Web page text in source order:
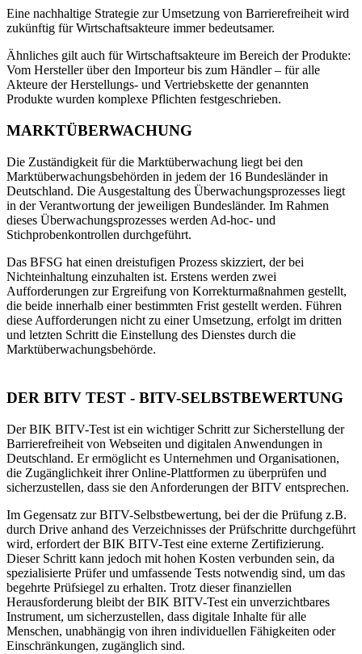
Eine nachhaltige Strategie zur Umsetzung von Barrierefreiheit wird
zukünftig für Wirtschaftsakteure immer bedeutsamer.
Ähnliches gilt auch für Wirtschaftsakteure im Bereich der Produkte:
Vom Hersteller über den Importeur bis zum Händler – für alle
Akteure der Herstellungs- und Vertriebskette der genannten
Produkte wurden komplexe Pflichten festgeschrieben.
MARKTÜBERWACHUNG
Die Zuständigkeit für die Marktüberwachung liegt bei den
Marktüberwachungsbehörden in jedem der 16 Bundesländer in
Deutschland. Die Ausgestaltung des Überwachungsprozesses liegt
in der Verantwortung der jeweiligen Bundesländer. Im Rahmen
dieses Überwachungsprozesses werden Ad-hoc- und
Stichprobenkontrollen durchgeführt.
Das BFSG hat einen dreistufigen Prozess skizziert, der bei
Nichteinhaltung einzuhalten ist. Erstens werden zwei
Aufforderungen zur Ergreifung von Korrekturmaßnahmen gestellt,
die beide innerhalb einer bestimmten Frist gestellt werden. Führen
diese Aufforderungen nicht zu einer Umsetzung, erfolgt im dritten
und letzten Schritt die Einstellung des Dienstes durch die
Marktüberwachungsbehörde.
DER BITV TEST - BITV-SELBSTBEWERTUNG
Der BIK BITV-Test ist ein wichtiger Schritt zur Sicherstellung der
Barrierefreiheit von Webseiten und digitalen Anwendungen in
Deutschland. Er ermöglicht es Unternehmen und Organisationen,
die Zugänglichkeit ihrer Online-Plattformen zu überprüfen und
sicherzustellen, dass sie den Anforderungen der BITV entsprechen.
Im Gegensatz zur BITV-Selbstbewertung, bei der die Prüfung z.B.
durch Drive anhand des Verzeichnisses der Prüfschritte durchgeführt
wird, erfordert der BIK BITV-Test eine externe Zertifizierung.
Dieser Schritt kann jedoch mit hohen Kosten verbunden sein, da
spezialisierte Prüfer und umfassende Tests notwendig sind, um das
begehrte Prüfsiegel zu erhalten. Trotz dieser finanziellen
Herausforderung bleibt der BIK BITV-Test ein unverzichtbares
Instrument, um sicherzustellen, dass digitale Inhalte für alle
Menschen, unabhängig von ihren individuellen Fähigkeiten oder
Einschränkungen, zugänglich sind.